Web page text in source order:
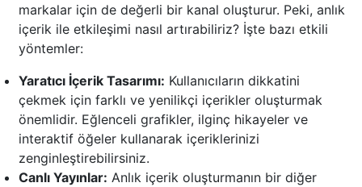
markalar için de değerli bir kanal oluşturur. Peki, anlık
içerik ile etkileşimi nasıl artırabiliriz? İşte bazı etkili
yöntemler:
Yaratıcı İçerik Tasarımı: Kullanıcıların dikkatini
çekmek için farklı ve yenilikçi içerikler oluşturmak
önemlidir. Eğlenceli grafikler, ilginç hikayeler ve
interaktif öğeler kullanarak içeriklerinizi
zenginleştirebilirsiniz.
Canlı Yayınlar: Anlık içerik oluşturmanın bir diğer